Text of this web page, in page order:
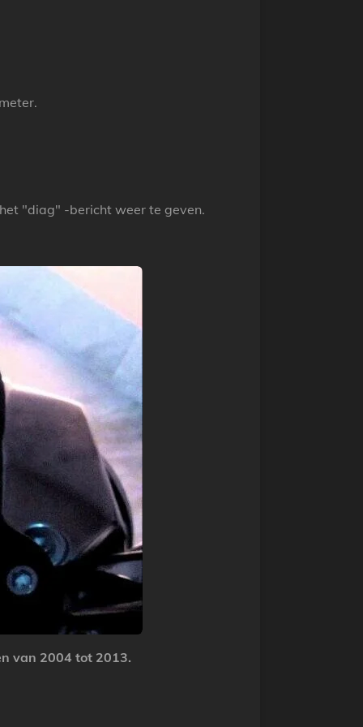
"diag" -bericht weer te geven.
van 2004 tot 2013.